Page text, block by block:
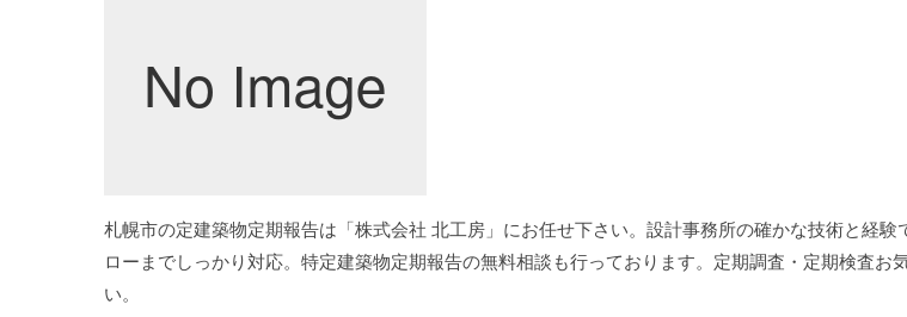
札幌市の定建築物定期報告は「株式会社 北工房」にお任せ下さい。設計事務所の確かな技術と経験
ローまでしっかり対応。特定建築物定期報告の無料相談も行っております。定期調査・定期検査お
い。